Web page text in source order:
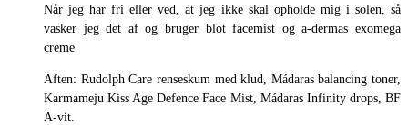
Når jeg har fri eller ved, at jeg ikke skal opholde mig i solen, så
vasker jeg det af og bruger blot facemist og a-dermas exomega
creme
Aften: Rudolph Care renseskum med klud, Mádaras balancing toner,
Karmameju Kiss Age Defence Face Mist, Mádaras Infinity drops, BF
A-vit.